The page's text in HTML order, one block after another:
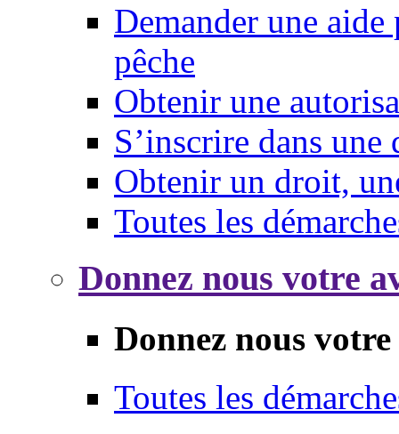
Demander une
pêche
Obtenir une
S’inscrire dans une
Obtenir un droit,
Toutes les
Donnez nous votre
Donnez nous
Toutes les